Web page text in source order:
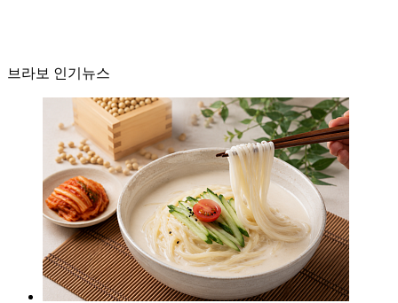
브라보 인기뉴스